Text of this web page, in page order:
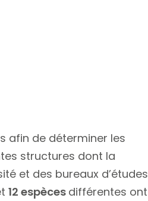
afin de déterminer les
structures dont la
et des bureaux d’études
12 espèces différentes ont